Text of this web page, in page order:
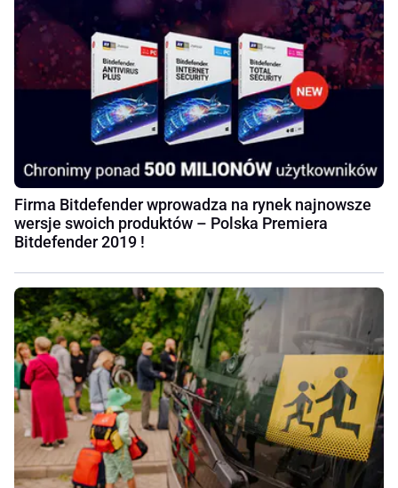
Firma Bitdefender wprowadza na rynek najnowsze
wersje swoich produktów – Polska Premiera
Bitdefender 2019 !